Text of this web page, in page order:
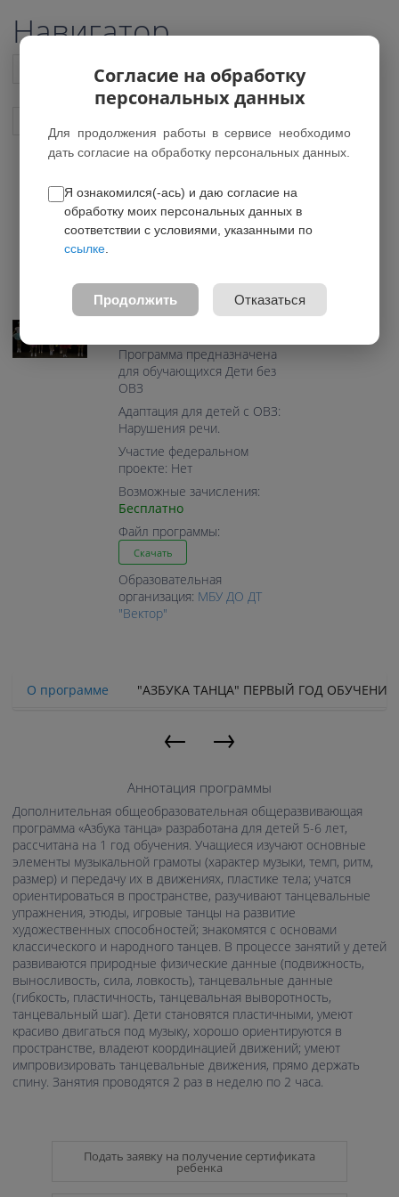
Навигатор
Список всех программ
Азбука танца
*Программа была удалена
Возраст: 5-6 лет
Направление:
Программа предназначена
для обучающихся Дети без
ОВЗ
Адаптация для детей с ОВЗ:
Нарушения речи.
Участие федеральном
проекте: Нет
Возможные зачисления:
Бесплатно
Файл программы:
Скачать
Образовательная
организация: МБУ ДО ДТ
"Вектор"
О программе "АЗБУКА ТАНЦА" ПЕРВЫЙ ГОД ОБУЧЕНИЯ
← →
Аннотация программы
Дополнительная общеобразовательная общеразвивающая
программа «Азбука танца» разработана для детей 5-6 лет,
рассчитана на 1 год обучения. Учащиеся изучают основные
элементы музыкальной грамоты (характер музыки, темп, ритм,
размер) и передачу их в движениях, пластике тела; учатся
ориентироваться в пространстве, разучивают танцевальные
упражнения, этюды, игровые танцы на развитие
художественных способностей; знакомятся с основами
классического и народного танцев. В процессе занятий у детей
развиваются природные физические данные (подвижность,
выносливость, сила, ловкость), танцевальные данные
(гибкость, пластичность, танцевальная выворотность,
танцевальный шаг). Дети становятся пластичными, умеют
красиво двигаться под музыку, хорошо ориентируются в
пространстве, владеют координацией движений; умеют
импровизировать танцевальные движения, прямо держать
спину. Занятия проводятся 2 раз в неделю по 2 часа.
Подать заявку на получение сертификата
ребенка
Согласие на обработку
персональных данных
Для продолжения работы в сервисе необходимо
дать согласие на обработку персональных данных.
Я ознакомился(-ась) и даю согласие на
обработку моих персональных данных в
соответствии с условиями, указанными по
ссылке
Продолжить Отказаться